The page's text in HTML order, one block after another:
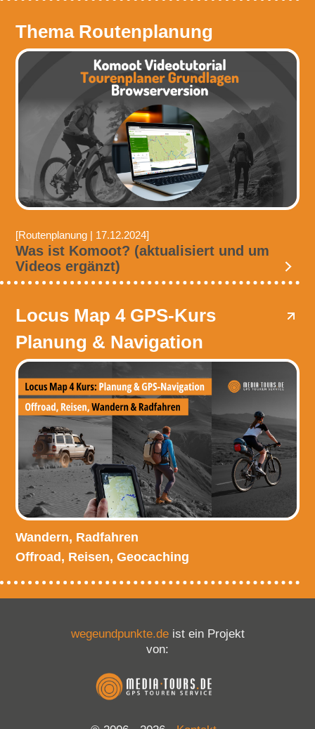
Thema Routenplanung
[Routenplanung | 17.12.2024]
Was ist Komoot? (aktualisiert und um
Videos ergänzt)
Locus Map 4 GPS-Kurs
Planung & Navigation
Wandern, Radfahren
Offroad, Reisen, Geocaching
wegeundpunkte.deist ein Projekt
von: